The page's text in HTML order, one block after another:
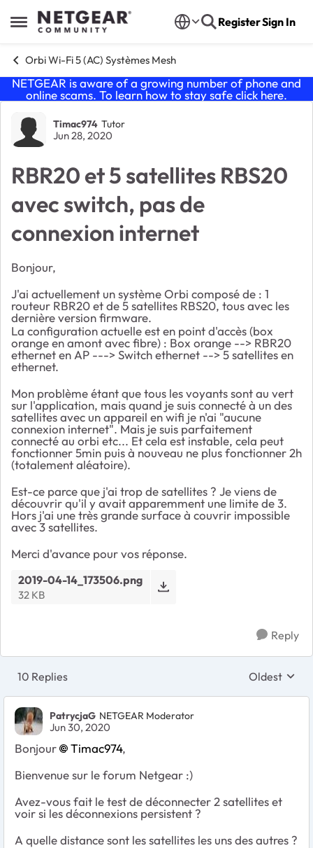
Open Side Menu
Skip to content RegisterSign In
Orbi Wi-Fi 5 (AC) Systèmes Mesh
NETGEAR is aware of a growing number of phone and
online scams. To learn how to stay safe click here.
Forum Discussion
Timac974 Tutor
Jun 28, 2020
RBR20 et 5 satellites RBS20
avec switch, pas de
connexion internet
Bonjour,
J'ai actuellement un système Orbi composé de : 1
routeur RBR20 et de 5 satellites RBS20, tous avec les
dernière version firmware.
La configuration actuelle est en point d'accès (box
orange en amont avec fibre) : Box orange --> RBR20
ethernet en AP ---> Switch ethernet --> 5 satellites en
ethernet.
Mon problème étant que tous les voyants sont au vert
sur l'application, mais quand je suis connecté à un des
satellites avec un appareil en wifi je n'ai "aucune
connexion internet". Mais je suis parfaitement
connecté au orbi etc... Et cela est instable, cela peut
fonctionner 5min puis à nouveau ne plus fonctionner 2h
(totalement aléatoire).
Est-ce parce que j'ai trop de satellites ? Je viens de
découvrir qu'il y avait apparemment une limite de 3.
Hors j'ai une très grande surface à couvrir impossible
avec 3 satellites.
Merci d'avance pour vos réponse.
2019-04-14_173506.png
32 KB
Reply
10 Replies Replies
Oldest
PatrycjaG NETGEAR Moderator
Jun 30, 2020
Bonjour Timac974,
Bienvenue sur le forum Netgear :)
Avez-vous fait le test de déconnecter 2 satellites et
voir si les déconnexions persistent ?
A quelle distance sont les satellites les uns des autres ?